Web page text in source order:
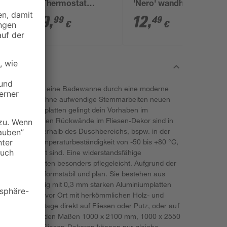
mit Thermostat
schwarz rund
179,99 €
'Nero' wandhängend
schwarz
12,49 €
- egal, ob du eine Badewanne durch eine moderne
Bad ganz ohne aufwendige Stemmarbeiten neuen
Rückwandplatten gelingt dein Vorhaben im
fugenfreien Rückwände im Fliesen-Dekor sind in
auch außerhalb des Duschbereichs, bspw. in der
sie eine Temperaturbeständigkeit von -50 bis +80 °C,
geeignet sind. Eine widerstandsfähige
Verbundplatten besonders pflegeleicht. Aufgrund der
sehr formstabil und plan. Sie bestehen aus
der beidseitig mit 0,3 mm starken Aluminiumplatten
individuell vor Ort mit herkömmlichen Holz- und
die Montage direkt auf Fliesen oder Putz, oder auf
zwischen den Maßen 1000 x 2100 mm, 1000 x 2550